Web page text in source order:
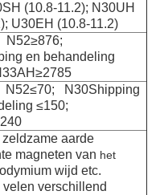
(10.8-11.2); N30UH
U30EH (10.8-11.2)
N52≥876;
en behandeling
N30Shipping
≤150;
zeldzame aarde
magneten van het
wijd etc.
verschillend